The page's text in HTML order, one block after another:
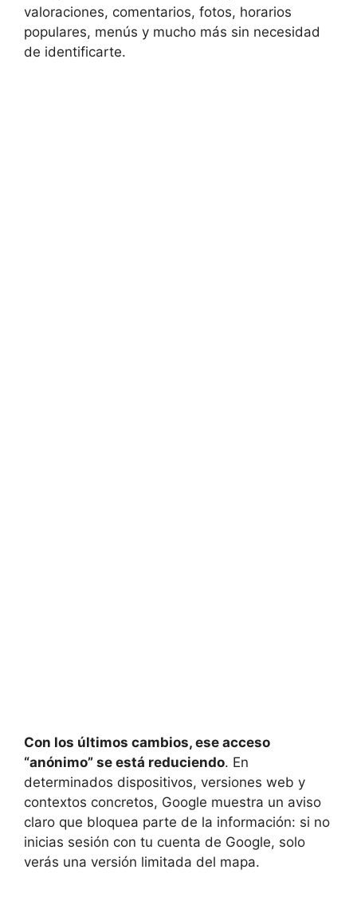
valoraciones, comentarios, fotos, horarios
populares, menús y mucho más sin necesidad
de identificarte.
Con los últimos cambios, ese acceso
“anónimo” se está reduciendo. En
determinados dispositivos, versiones web y
contextos concretos, Google muestra un aviso
claro que bloquea parte de la información: si no
inicias sesión con tu cuenta de Google, solo
verás una versión limitada del mapa.